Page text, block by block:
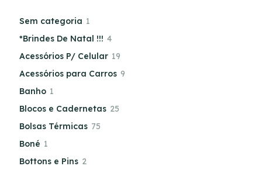
Sem categoria 1
*Brindes De Natal !!! 4
Acessórios P/ Celular 19
Acessórios para Carros 9
Banho 1
Blocos e Cadernetas 25
Bolsas Térmicas 75
Boné 1
Bottons e Pins 2